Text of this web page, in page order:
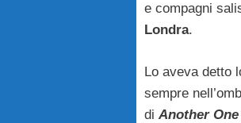
e compagni
Londra.
Lo aveva detto
sempre
di Another